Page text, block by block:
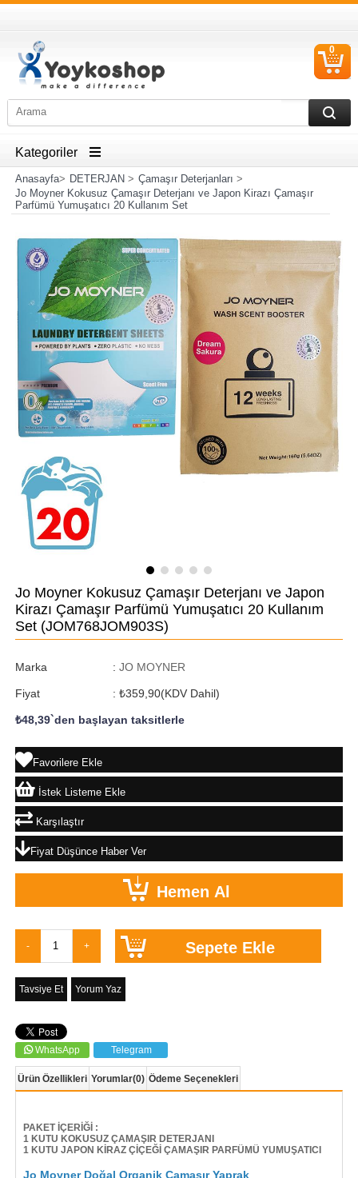
0
Kategoriler
Anasayfa> DETERJAN > Çamaşır Deterjanları >
Jo Moyner Kokusuz Çamaşır Deterjanı ve Japon Kirazı Çamaşır
Parfümü Yumuşatıcı 20 Kullanım Set
Jo Moyner Kokusuz Çamaşır Deterjanı ve Japon
Kirazı Çamaşır Parfümü Yumuşatıcı 20 Kullanım
Set (JOM768JOM903S)
Marka : JO MOYNER
Fiyat : ₺359,90(KDV Dahil)
₺48,39`den başlayan taksitlerle
Favorilere Ekle
İstek Listeme Ekle
Karşılaştır
Fiyat Düşünce Haber Ver
Tavsiye Et Yorum Yaz
WhatsApp Telegram
Ürün Özellikleri Yorumlar(0) Ödeme Seçenekleri
PAKET İÇERİĞİ :
1 KUTU KOKUSUZ ÇAMAŞIR DETERJANI
1 KUTU JAPON KİRAZ ÇİÇEĞİ ÇAMAŞIR PARFÜMÜ YUMUŞATICI
Jo Moyner Doğal Organik Çamaşır Yaprak